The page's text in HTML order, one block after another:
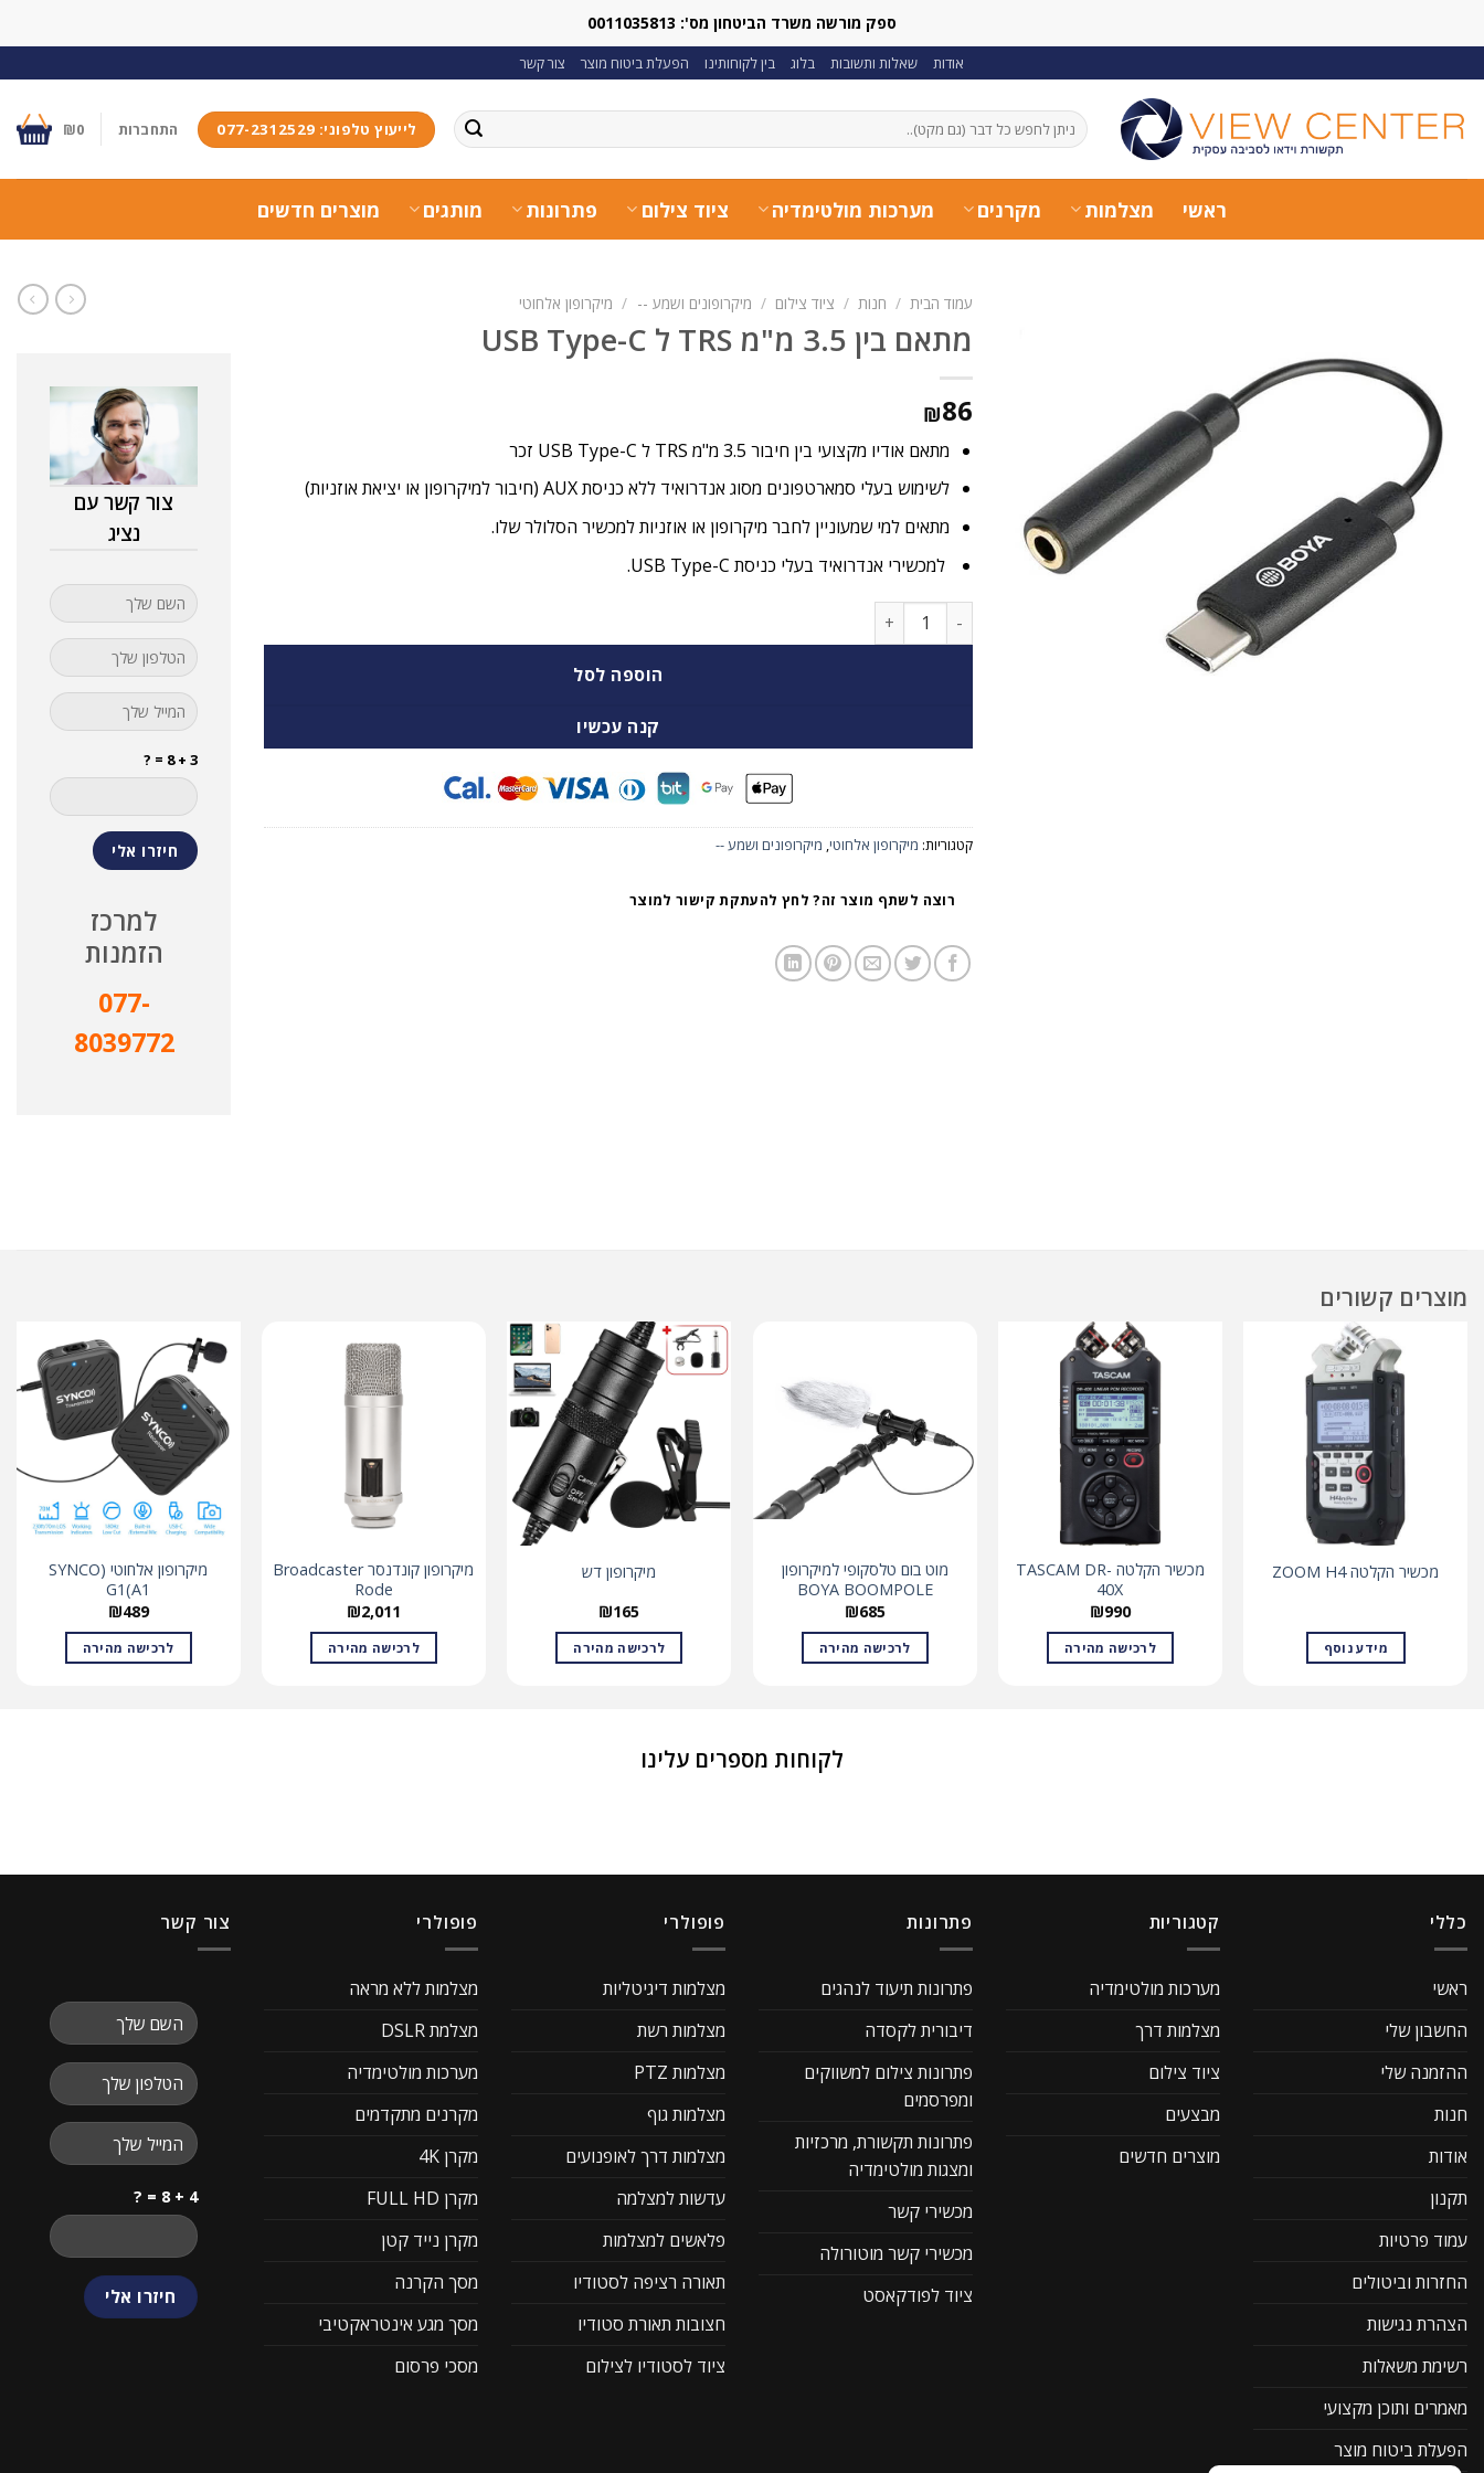
ספק מורשה משרד הביטחון מס': 0011035813
אודות שאלות ותשובות בלוג בין לקוחותינו הפעלת ביטוח מוצר צור קשר
חיפוש
עבור:
לייעוץ טלפוני: 077-2312529 התחברות ₪0
ראשי מצלמות מקרנים מערכות מולטימדיה ציוד צילום פתרונות מותגים מוצרים חדשים
עמוד הבית / חנות / ציוד צילום / מיקרופונים ושמע -- / מיקרופון אלחוטי
מתאם בין 3.5 מ"מ TRS ל USB Type-C
₪86
מתאם אודיו מקצועי בין חיבור 3.5 מ"מ TRS ל USB Type-C זכר
לשימוש בעלי סמארטפונים מסוג אנדרואיד ללא כניסת AUX (חיבור למיקרופון או יציאת אוזניות)
מתאים למי שמעוניין לחבר מיקרופון או אוזניות למכשיר הסלולר שלו.
למכשירי אנדרואיד בעלי כניסת
USB Type-C.
כמות של מתאם בין 3.5 מ"מ TRS ל USB Type-C
הוספה לסל
קנה עכשיו
קטגוריות: מיקרופון אלחוטי מיקרופונים ושמע --
רוצה לשתף מוצר זה? לחץ להעתקת קישור למוצר
צור קשר עם
נציג
3 + 8 = ?
למרכז
הזמנות
077-
8039772
מוצרים קשורים
מכשיר הקלטה ZOOM H4
מידע נוסף
מכשיר הקלטה TASCAM DR-
40X
₪990
לרכישה מהירה
מוט בום טלסקופי למיקרופון
BOYA BOOMPOLE
₪685
לרכישה מהירה
מיקרופון דש
₪165
לרכישה מהירה
מיקרופון קונדנסר Broadcaster
Rode
₪2,011
לרכישה מהירה
מיקרופון אלחוטי (SYNCO
G1(A1
₪489
לרכישה מהירה
לקוחות מספרים עלינו
כללי
ראשי
החשבון שלי
ההזמנה שלי
חנות
אודות
תקנון
עמוד פרטיות
החזרות וביטולים
הצהרת נגישות
רשימת משאלות
מאמרים ותוכן מקצועי
הפעלת ביטוח מוצר
קטגוריות
מערכות מולטימדיה
מצלמות דרך
ציוד צילום
מבצעים
מוצרים חדשים
פתרונות
פתרונות תיעוד לנהגים
דיבורית לקסדה
פתרונות צילום למשווקים
ומפרסמים
פתרונות תקשורת, מרכזיות
ומצגות מולטימדיה
מכשירי קשר
מכשירי קשר מוטורולה
ציוד לפודקאסט
פופולרי
מצלמות דיגיטליות
מצלמות רשת
מצלמות PTZ
מצלמות גוף
מצלמות דרך לאופנועים
עדשות למצלמה
פלאשים למצלמות
תאורה רציפה לסטודיו
חצובות תאורת סטודיו
ציוד לסטודיו לצילום
פופולרי
מצלמות ללא מראה
מצלמת DSLR
מערכות מולטימדיה
מקרנים מתקדמים
מקרן 4K
מקרן FULL HD
מקרן נייד קטן
מסך הקרנה
מסך מגע אינטראקטיבי
מסכי פרסום
צור קשר
4 + 8 = ?